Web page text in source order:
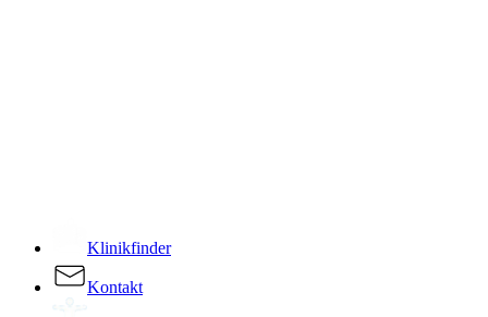
Klinikfinder
Kontakt